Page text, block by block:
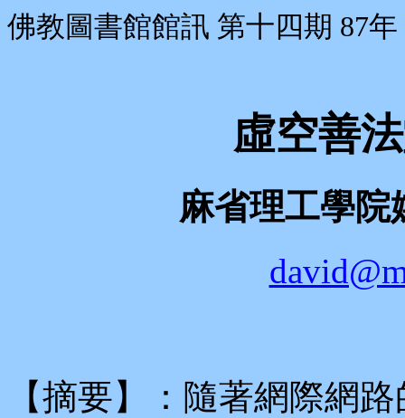
佛教圖書館館訊 第十四期 87年
虛空善
麻省理工學
【摘要】：隨著網際網